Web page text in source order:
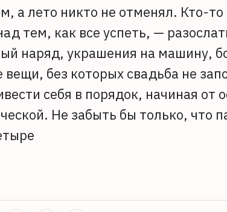
а лето никто не отменял. Кто-
тем, как все успеть, —
наряд, украшения на машину,
вещи, без которых свадьба не
себя в порядок, начиная от
Не забыть бы только, что